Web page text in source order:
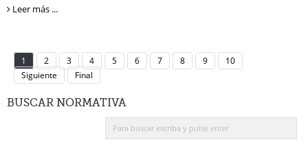
Leer más ...
1 2 3 4 5 6 7 8 9
10
Siguiente
Final
BUSCAR NORMATIVA